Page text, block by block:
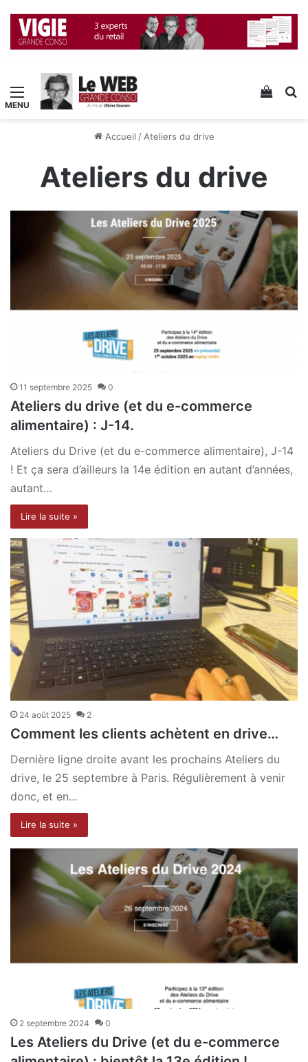
Menu Voir
Accueil / Ateliers du drive
Ateliers du drive
11 septembre 2025 0
Ateliers du drive (et du e-commerce
alimentaire) : J-14.
Ateliers du Drive (et du e-commerce alimentaire), J-14
! Et ça sera d’ailleurs la 14e édition en autant d’années,
autant…
Lire la suite »
24 août 2025 2
Comment les clients achètent en drive…
Dernière ligne droite avant les prochains Ateliers du
drive, le 25 septembre à Paris. Régulièrement à venir
donc, et en…
Lire la suite »
2 septembre 2024 0
Les Ateliers du Drive (et du e-commerce